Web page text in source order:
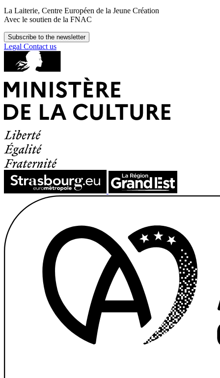
La Laiterie, Centre Européen de la Jeune Création
Avec le soutien de la FNAC
Subscribe to the newsletter
Legal Contact us